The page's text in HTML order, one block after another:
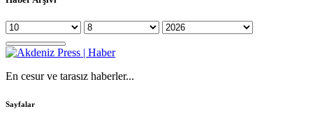
En cesur ve tarasız haberler...
Sayfalar